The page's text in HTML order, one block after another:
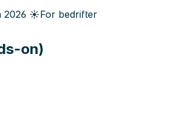
2026 ☀️For bedrifter
on)